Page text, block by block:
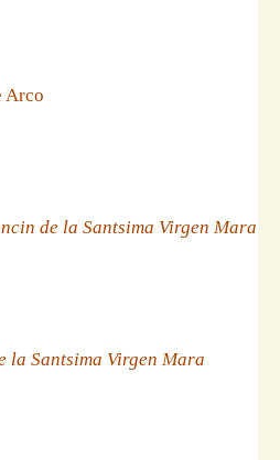
Arco
de la Santsima Virgen Mara
la Santsima Virgen Mara